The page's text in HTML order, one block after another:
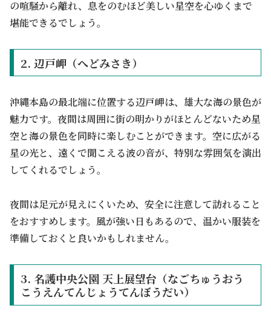
の喧騒から離れ、息をのむほど美しい星空を心ゆくまで
堪能できるでしょう。
2. 辺戸岬（へどみさき）
沖縄本島の最北端に位置する辺戸岬は、雄大な海の景色が
魅力です。夜間は周囲に街の明かりがほとんどないため星
空と海の景色を同時に楽しむことができます。空に広がる
星の光と、遠くで聞こえる波の音が、特別な雰囲気を演出
してくれるでしょう。
夜間は足元が見えにくいため、安全に注意して訪れること
をおすすめします。風が強い日もあるので、温かい服装を
準備しておくと良いかもしれません。
3. 名護中央公園 天上展望台（なごちゅうおう
こうえんてんじょうてんぼうだい）